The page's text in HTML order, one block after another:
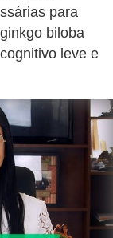
para
biloba
leve e